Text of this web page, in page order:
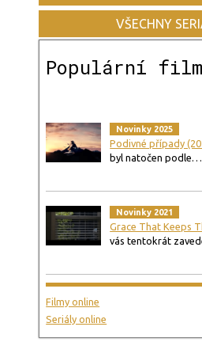
VŠECHNY
Populární
Novinky 2025
Podivné případy
byl natočen podle…
Novinky 2021
Grace That Keeps
vás tentokrát
Filmy online
Seriály online